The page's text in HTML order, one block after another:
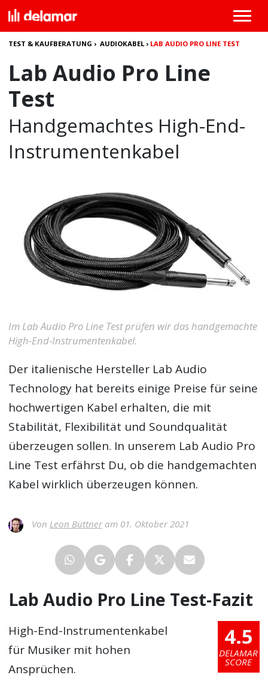
TEST & KAUFBERATUNG ›AUDIOKABEL › LAB AUDIO PRO LINE TEST
Lab Audio Pro Line
Test
Handgemachtes High-End-
Instrumentenkabel
Im Lab Audio Pro Line Test prüfen wir das handgemachte
High-End-Instrumentenkabel.
Der italienische Hersteller Lab Audio
Technology hat bereits einige Preise für seine
hochwertigen Kabel erhalten, die mit
Stabilität, Flexibilität und Soundqualität
überzeugen sollen. In unserem Lab Audio Pro
Line Test erfährst Du, ob die handgemachten
Kabel wirklich überzeugen können.
Von Leon Büttneram 01. Oktober 2021
Lab Audio Pro Line Test-Fazit
4.5
DELAMAR
SCORE
High-End-Instrumentenkabel
für Musiker mit hohen
Ansprüchen.